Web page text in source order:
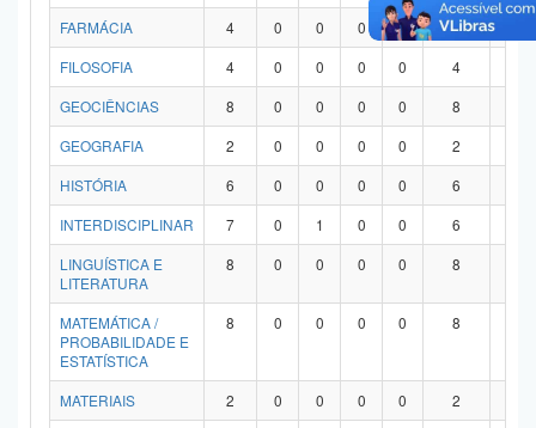
FARMÁCIA
4 0 0 0 0 4
FILOSOFIA
4 0 0 0 0 4
GEOCIÊNCIAS
8 0 0 0 0 8
GEOGRAFIA
2 0 0 0 0 2
HISTÓRIA
6 0 0 0 0 6
INTERDISCIPLINAR
7 0 1 0 0 6
LINGUÍSTICA E
LITERATURA
8 0 0 0 0 8
MATEMÁTICA /
PROBABILIDADE E
ESTATÍSTICA
8 0 0 0 0 8
MATERIAIS 2 0 0 0 0 2